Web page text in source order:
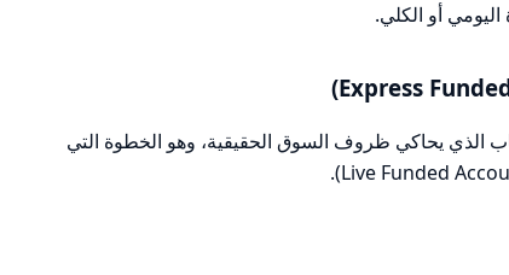
أو الكلي.
الذي يحاكي ظروف السوق الحقيقية، وهو الخطوة التي